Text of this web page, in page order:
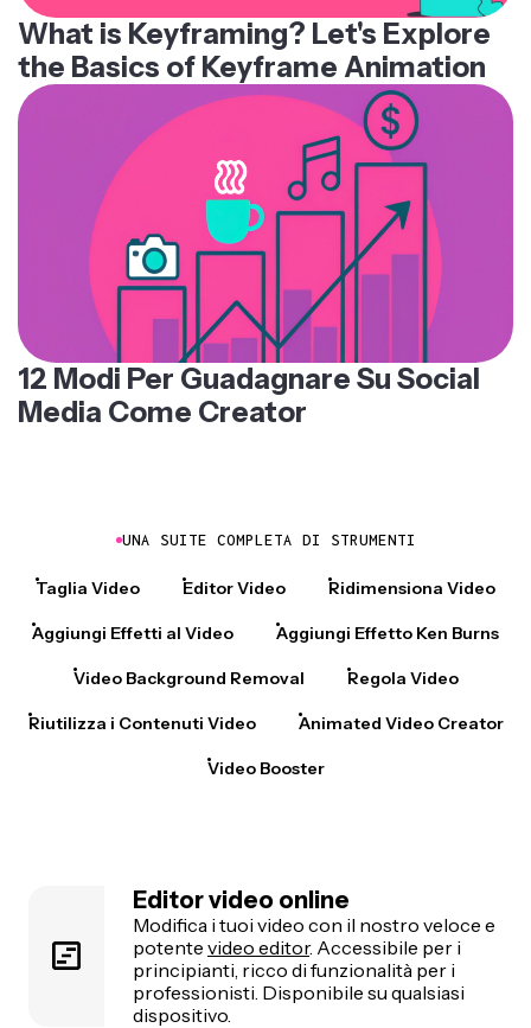
What is Keyframing? Let's Explore
the Basics of Keyframe Animation
12 Modi Per Guadagnare Su Social
Media Come Creator
UNA SUITE COMPLETA DI STRUMENTI
Taglia Video Editor Video Ridimensiona Video
Aggiungi Effetti al Video Aggiungi Effetto Ken Burns
Video Background Removal Regola Video
Riutilizza i Contenuti Video Animated Video Creator
Video Booster
Editor video online
Modifica i tuoi video con il nostro veloce e
potente video editor. Accessibile per i
principianti, ricco di funzionalità per i
professionisti. Disponibile su qualsiasi
dispositivo.